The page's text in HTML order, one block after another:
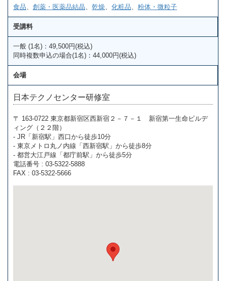
食品 創薬・医薬品結晶 乾燥 化粧品 粉体・微粒子
受講料
一般 (1名)：49,500円(税込)
同時複数申込の場合(1名)：44,000円(税込)
会場
日本テクノセンター研修室
〒 163-0722 東京都新宿区西新宿２－７－１ 新宿第一生命ビルデ
ィング（２２階）
- JR「新宿駅」西口から徒歩10分
- 東京メトロ丸ノ内線「西新宿駅」から徒歩8分
- 都営大江戸線「都庁前駅」から徒歩5分
電話番号 : 03-5322-5888
FAX : 03-5322-5666